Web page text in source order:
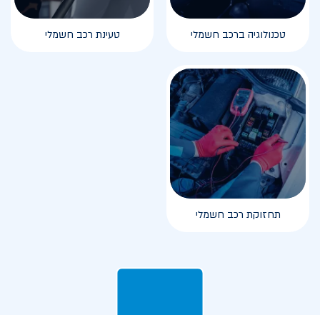
טכנולוגיה ברכב חשמלי טעינת רכב חשמלי
תחזוקת רכב חשמלי